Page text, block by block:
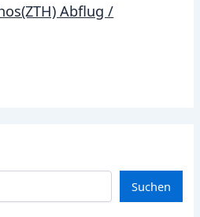
Abflug /
Suchen